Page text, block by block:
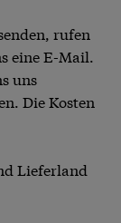
rufen
eine E-Mail.
uns
Die Kosten
Lieferland